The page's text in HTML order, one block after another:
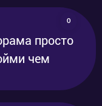
0
просто
чем